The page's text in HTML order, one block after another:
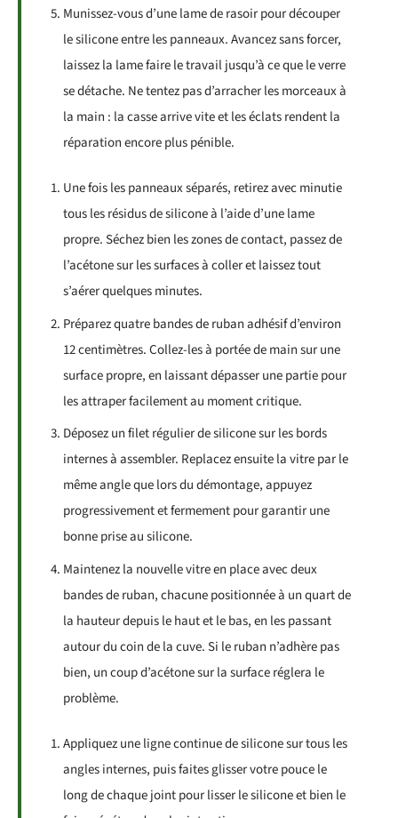
Munissez-vous d’une lame de rasoir pour découper
le silicone entre les panneaux. Avancez sans forcer,
laissez la lame faire le travail jusqu’à ce que le verre
se détache. Ne tentez pas d’arracher les morceaux à
la main : la casse arrive vite et les éclats rendent la
réparation encore plus pénible.
Une fois les panneaux séparés, retirez avec minutie
tous les résidus de silicone à l’aide d’une lame
propre. Séchez bien les zones de contact, passez de
l’acétone sur les surfaces à coller et laissez tout
s’aérer quelques minutes.
Préparez quatre bandes de ruban adhésif d’environ
12 centimètres. Collez-les à portée de main sur une
surface propre, en laissant dépasser une partie pour
les attraper facilement au moment critique.
Déposez un filet régulier de silicone sur les bords
internes à assembler. Replacez ensuite la vitre par le
même angle que lors du démontage, appuyez
progressivement et fermement pour garantir une
bonne prise au silicone.
Maintenez la nouvelle vitre en place avec deux
bandes de ruban, chacune positionnée à un quart de
la hauteur depuis le haut et le bas, en les passant
autour du coin de la cuve. Si le ruban n’adhère pas
bien, un coup d’acétone sur la surface réglera le
problème.
Appliquez une ligne continue de silicone sur tous les
angles internes, puis faites glisser votre pouce le
long de chaque joint pour lisser le silicone et bien le